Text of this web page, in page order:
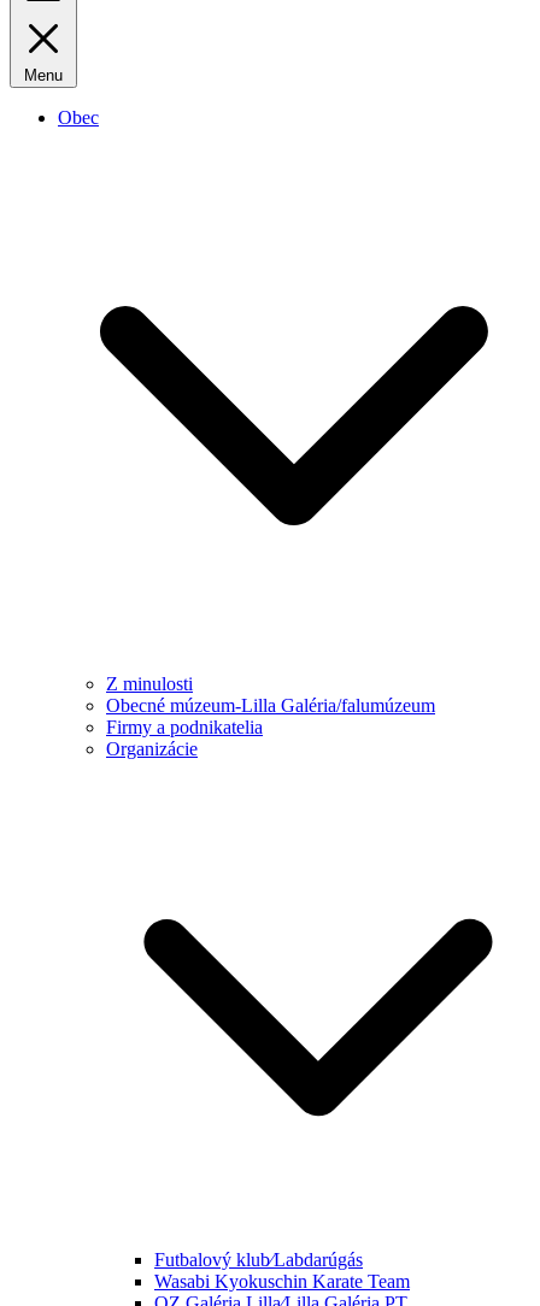
Menu
Obec
Z minulosti
Obecné múzeum-Lilla Galéria/falumúzeum
Firmy a podnikatelia
Organizácie
Futbalový klub⁄Labdarúgás
Wasabi Kyokuschin Karate Team